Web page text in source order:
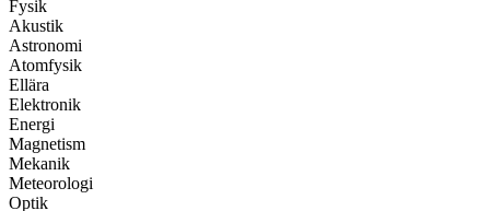
Fysik
Akustik
Astronomi
Atomfysik
Ellära
Elektronik
Energi
Magnetism
Mekanik
Meteorologi
Optik